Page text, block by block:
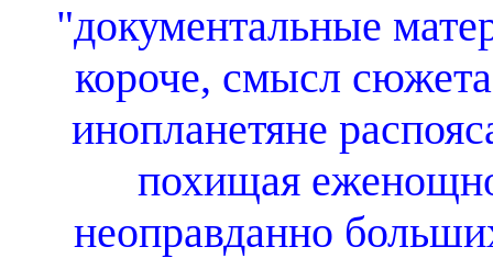
"документальные
короче, смысл
инопланетяне
похищая
неоправданно